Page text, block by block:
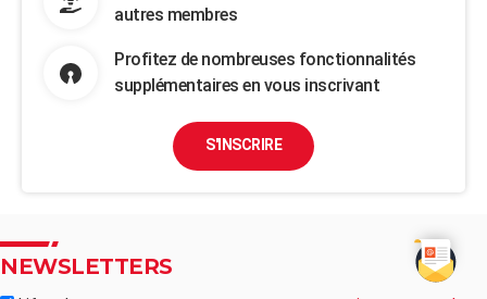
autres membres
Profitez de nombreuses fonctionnalités
supplémentaires en vous inscrivant
S'INSCRIRE
NEWSLETTERS